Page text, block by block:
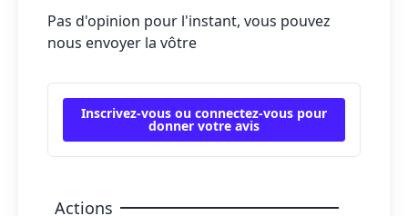
Pas d'opinion pour l'instant, vous pouvez
nous envoyer la vôtre
Inscrivez-vous ou connectez-vous pour
donner votre avis
Actions